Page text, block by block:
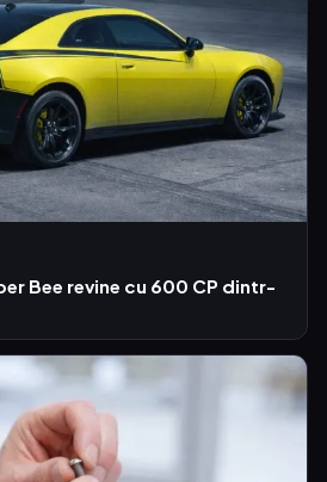
Bee revine cu 600 CP dintr-